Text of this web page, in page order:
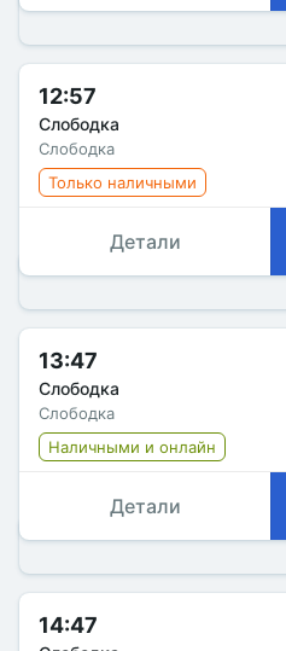
12:57
Слободка
Слободка
Только наличными
Детали
13:47
Слободка
Слободка
Наличными и онлайн
Детали
14:47